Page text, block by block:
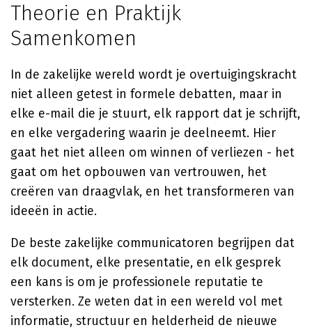
Theorie en Praktijk
Samenkomen
In de zakelijke wereld wordt je overtuigingskracht
niet alleen getest in formele debatten, maar in
elke e-mail die je stuurt, elk rapport dat je schrijft,
en elke vergadering waarin je deelneemt. Hier
gaat het niet alleen om winnen of verliezen - het
gaat om het opbouwen van vertrouwen, het
creëren van draagvlak, en het transformeren van
ideeën in actie.
De beste zakelijke communicatoren begrijpen dat
elk document, elke presentatie, en elk gesprek
een kans is om je professionele reputatie te
versterken. Ze weten dat in een wereld vol met
informatie, structuur en helderheid de nieuwe